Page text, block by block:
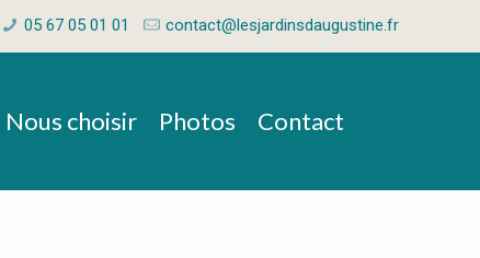
05 67 05 01 01 contact@lesjardinsdaugustine.fr
Nous choisir Photos Contact